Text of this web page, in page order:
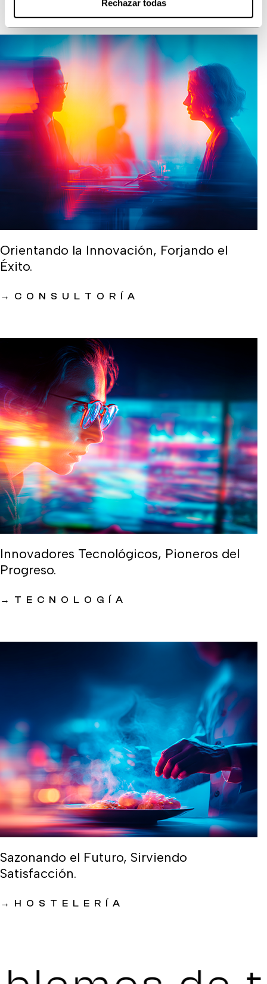
Rechazar todas
Orientando la Innovación, Forjando el
Éxito.
→ CONSULTORÍA
Innovadores Tecnológicos, Pioneros del
Progreso.
→ TECNOLOGÍA
Sazonando el Futuro, Sirviendo
Satisfacción.
→ HOSTELERÍA